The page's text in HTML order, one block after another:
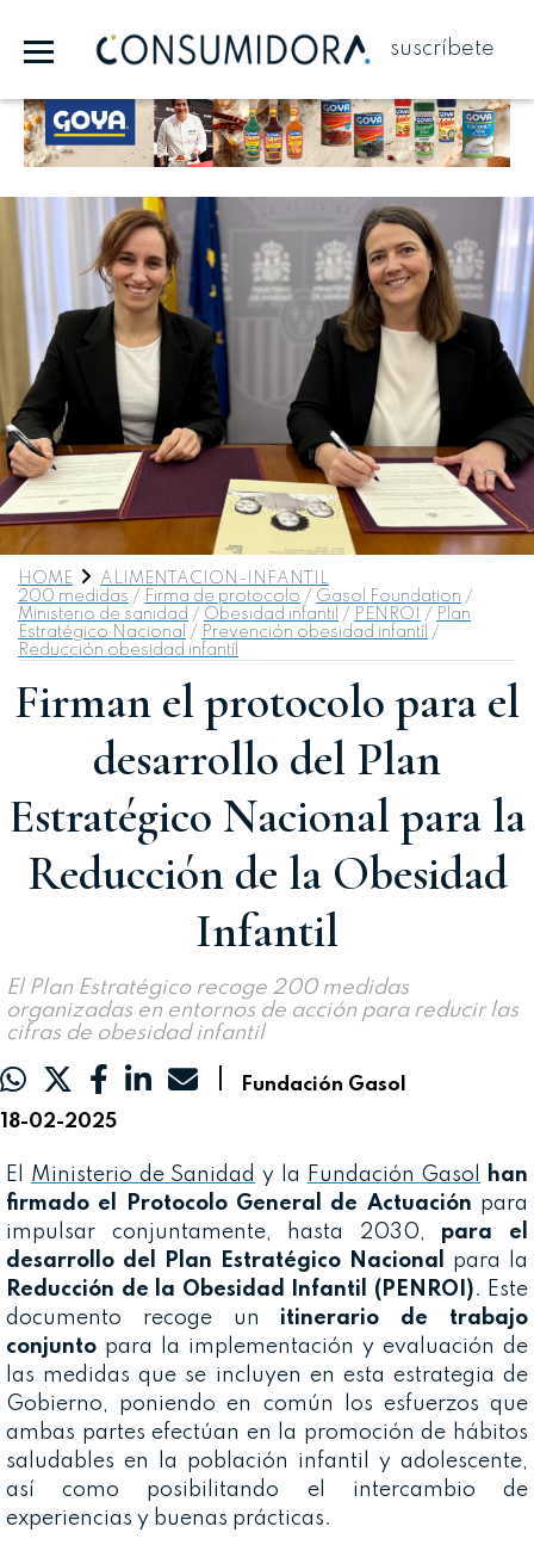
suscríbete
HOME
ALIMENTACION-INFANTIL
200 medidas / Firma de protocolo / Gasol Foundation /
Ministerio de sanidad / Obesidad infantil / PENROI / Plan
Estratégico Nacional / Prevención obesidad infantíl /
Reducción obesidad infantíl
Firman el protocolo para el
desarrollo del Plan
Estratégico Nacional para la
Reducción de la Obesidad
Infantil
El Plan Estratégico recoge 200 medidas
organizadas en entornos de acción para reducir las
cifras de obesidad infantil
|
Fundación Gasol
18-02-2025
El Ministerio de Sanidad y la Fundación Gasol
han
firmado el Protocolo General de Actuación para
impulsar conjuntamente, hasta 2030,
para el
desarrollo del Plan Estratégico Nacional
para la
Reducción de la Obesidad Infantil (PENROI). Este
documento recoge un itinerario de trabajo
conjunto para la implementación y evaluación de
las medidas que se incluyen en esta estrategia de
Gobierno, poniendo en común los esfuerzos que
ambas partes efectúan en la promoción de hábitos
saludables en la población infantil y adolescente,
así como posibilitando el intercambio de
experiencias y buenas prácticas.